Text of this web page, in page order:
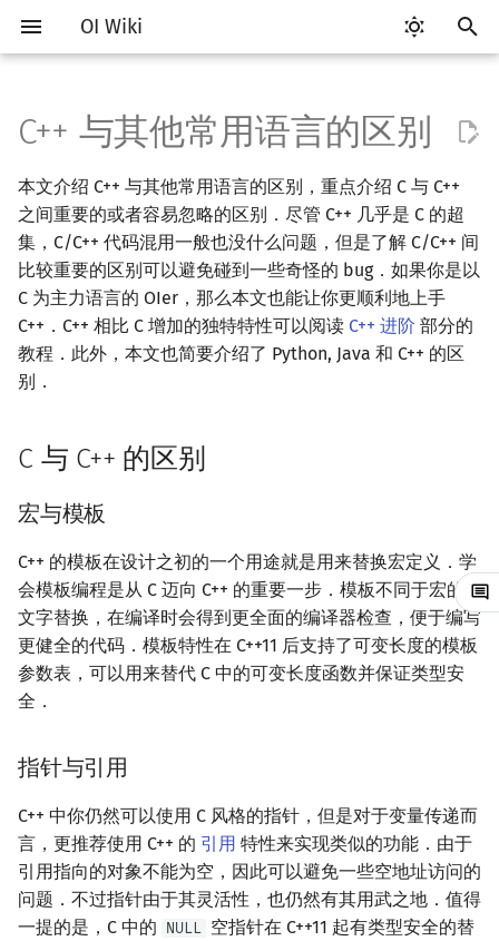
OI Wiki
开
始
搜
Getting Started
关于本项目
如何参与
OI Wiki 不是什么
格式手册
F.A.Q.
致谢
比赛相关简介
赛事
OI 赛事与赛制
ICPC/CCPC 赛事与赛制
题型
题型概述
交互题
学习路线
学习资源
读入、输出优化
分段打表
常见错误
常见技巧
工具软件简介
代码编辑工具
Vim
Emacs
VS Code
Atom
Eclipse
CLion
Geany
Sublime Text
CP Editor
Code::Blocks
评测工具
评测工具简介
Arbiter
Cena
CCR Plus
Lemon
命令行
命令行编译与调试
WSL (Windows 10)
Testlib
Testlib 简介
通用
Generator
Validator
Interactor
Polygon
OJ 工具
LaTeX 入门
Git
Hello, World!
C++ 语法基础
变量
运算
流程控制语句
分支
循环
数组
结构体
联合体
指针
C++ 标准库简介
STL 容器
STL 容器简介
迭代器
序列式容器
关联式容器
无序关联式容器
STL 算法
bitset
string
类
命名空间
值类别
重载运算符
引用
新版 C++ 特性
pb_ds
pb_ds 简介
堆
平衡树
编译优化
C 与 C++ 的区别
宏与模板
指针与引用
bool
struct
内存分配
可变长数组
结构体初始化
注释语法
Python 与 C++ 的区别
Java 与 C++ 的区别
参考资料
算法基础简介
复杂度
复杂度简介
均摊复杂度
枚举
模拟
递归 & 分治
排序简介
选择排序
冒泡排序
插入排序
计数排序
堆排序
桶排序
Tim 排序
排序相关 STL
排序应用
二分
倍增
构造
搜索部分简介
DFS（搜索）
BFS（搜索）
双向搜索
启发式搜索
迭代加深搜索
回溯法
Dancing Links
Alpha–Beta 剪枝
优化
动态规划部分简介
动态规划基础
记忆化搜索
背包 DP
区间 DP
树形 DP
数位 DP
插头 DP
计数 DP
动态 DP
概率 DP
DP 套 DP
DP 优化
DP 优化简介
单调队列/单调栈优化
斜率优化
四边形不等式优化
Slope Trick 优化
字符串部分简介
字符串基础
标准库
字符串匹配
字符串哈希
前缀函数与 KMP 算法
Z 函数（扩展 KMP）
AC 自动机
后缀数组 (SA)
后缀数组简介
最优原地后缀排序算法
后缀自动机 (SAM)
后缀平衡树
广义后缀自动机
后缀树
数学部分简介
布尔代数
数字系统
数字系统简介
进位制
平衡三进制
格雷码
位操作
二进制集合操作
快速幂
弧度制与坐标系
复数
数论
数论基础
模算术简介
素数
最大公约数
欧拉函数
费马小定理 & 欧拉定理
模逆元
升幂引理
阶乘取模
卢卡斯定理
多项式与生成函数
多项式与生成函数简介
代数基本定理
快速傅里叶变换
快速数论变换
快速沃尔什变换
多项式初等函数
常系数齐次线性递推
Lagrange 反演
形式幂级数复合|复合逆
普通生成函数
组合数学
排列组合
抽屉原理
容斥原理
斐波那契数列
错位排列
伯努利数
Entringer Number
范德蒙德卷积
Pólya 计数
图论计数
线性代数
线性代数简介
向量
内积和外积
矩阵
初等变换
线性映射
特征多项式
线性规划
线性规划基础
单纯形法
基本概念
群论
环论
域论
Schreier–Sims 算法
基本概念
条件概率与独立性
随机变量
随机变量的数字特征
概率不等式
博弈论简介
公平组合游戏
零和游戏
非公平组合游戏
插值
数值积分
高斯消元
牛顿迭代法
数据结构部分简介
栈
队列
链表
哈希表
并查集
并查集复杂度
堆简介
二叉堆
配对堆
左偏树
分块思想
块状数组
块状链表
树分块
Sqrt Tree
单调栈
单调队列
ST 表
树状数组
线段树
线段树基础
线段树合并 & 分裂
李超线段树
猫树
区间最值操作 & 区间历史
划分树
二叉搜索树 & 平衡树
二叉搜索树 & 平衡树
Treap
Splay 树
WBLT
替罪羊树
红黑树
左偏红黑树
可持久化数据结构简介
可持久化线段树
可持久化块状数组
可持久化平衡树
可持久化字典树
线段树套线段树
平衡树套线段树
线段树套平衡树
树状数组套权值线段树
分块套树状数组
Link Cut Tree
全局平衡二叉树
Euler Tour Tree
Top Tree
图论部分简介
图论相关概念
图的存储
DFS（图论）
BFS（图论）
树基础
树的直径
树的中心
树的重心
最近公共祖先
树分治
动态树分治
树上随机游走
有向无环图
最短路问题
最短路
差分约束
k 短路
同余最短路
生成树问题
最小生成树
最小树形图
最小直径生成树
斯坦纳树
拆点
连通性相关
强连通分量
双连通分量
割点和桥
圆方树
点/边连通度
环计数问题
最小环
网络流简介
最大流
最小割
费用流
上下界网络流
图匹配
二分图最大匹配
二分图最大权匹配
一般图最大匹配
一般图最大权匹配
计算几何部分简介
二维计算几何基础
三维计算几何基础
距离
Pick 定理
旋转卡壳
半平面交
平面最近点对
随机增量法
反演变换
计算几何杂项
杂项简介
离散化
双指针
离线算法
离线算法简介
CDQ 分治
整体二分
莫队算法
分数规划
随机函数
随机化技巧
爬山算法
模拟退火
悬线法
计算理论基础
字节顺序
约瑟夫问题
表达式求值
在一台机器上规划任务
主元素问题
Garsia–Wachs 算法
RMQ
并查集应用
括号序列
线段树与离线询问
C++ 与其他常用语言的区别
本文介绍 C++ 与其他常用语言的区别，重点介绍 C 与 C++
之间重要的或者容易忽略的区别．尽管 C++ 几乎是 C 的超
集，C/C++ 代码混用一般也没什么问题，但是了解 C/C++ 间
比较重要的区别可以避免碰到一些奇怪的 bug．如果你是以
C 为主力语言的 OIer，那么本文也能让你更顺利地上手
C++．C++ 相比 C 增加的独特特性可以阅读 C++ 进阶 部分的
教程．此外，本文也简要介绍了 Python, Java 和 C++ 的区
别．
C 与 C++ 的区别
宏与模板
C++ 的模板在设计之初的一个用途就是用来替换宏定义．学
会模板编程是从 C 迈向 C++ 的重要一步．模板不同于宏的
文字替换，在编译时会得到更全面的编译器检查，便于编写
更健全的代码．模板特性在 C++11 后支持了可变长度的模板
参数表，可以用来替代 C 中的可变长度函数并保证类型安
全．
指针与引用
C++ 中你仍然可以使用 C 风格的指针，但是对于变量传递而
言，更推荐使用 C++ 的 引用 特性来实现类似的功能．由于
引用指向的对象不能为空，因此可以避免一些空地址访问的
问题．不过指针由于其灵活性，也仍然有其用武之地．值得
一提的是，C 中的 NULL 空指针在 C++11 起有类型安全的替